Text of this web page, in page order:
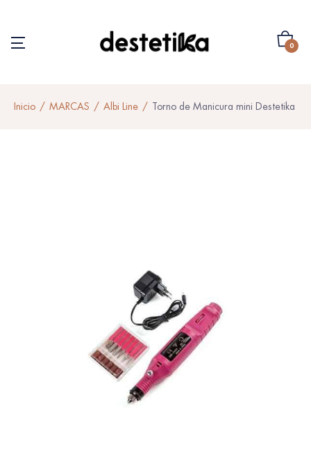
0
Inicio MARCAS Albi Line Torno de Manicura mini Destetika